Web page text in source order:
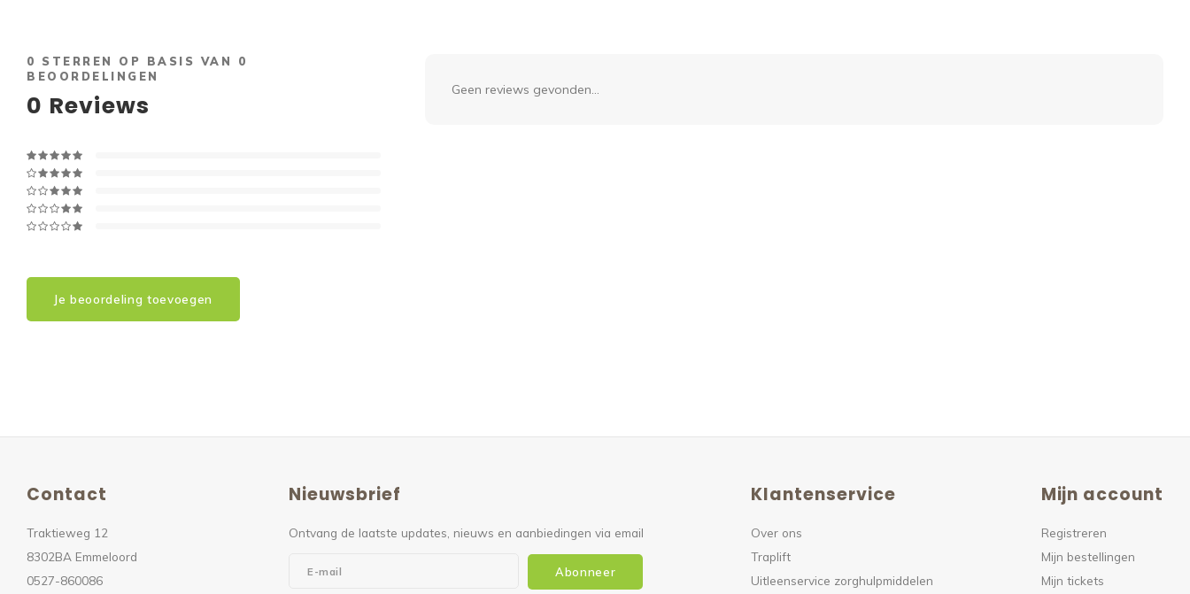
0 STERREN OP BASIS VAN 0
BEOORDELINGEN
0 Reviews
Je beoordeling toevoegen
Geen reviews gevonden...
Contact
Traktieweg 12
8302BA Emmeloord
0527-860086
Nieuwsbrief
Ontvang de laatste updates, nieuws en aanbiedingen via email
Abonneer
Klantenservice
Over ons
Traplift
Uitleenservice zorghulpmiddelen
Mijn account
Registreren
Mijn bestellingen
Mijn tickets